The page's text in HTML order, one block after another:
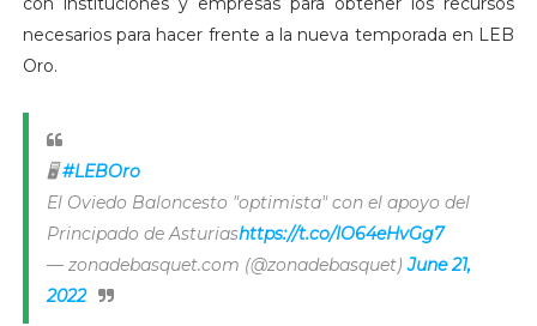
necesarios para hacer frente a la nueva temporada en LEB
Oro.
🖥️#LEBOro
El Oviedo Baloncesto "optimista" con el apoyo del
Principado de Asturiashttps://t.co/IO64eHvGg7
— zonadebasquet.com (@zonadebasquet)June 21,
2022